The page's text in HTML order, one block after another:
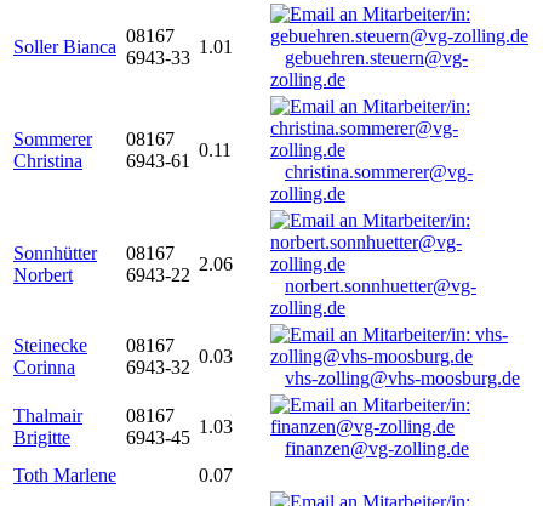
Soller Bianca
08167
6943-33
1.01
gebuehren.steuern@vg-
zolling.de
Sommerer
Christina
08167
6943-61
0.11
christina.sommerer@vg-
zolling.de
Sonnhütter
Norbert
08167
6943-22
2.06
norbert.sonnhuetter@vg-
zolling.de
Steinecke
Corinna
08167
6943-32
0.03
vhs-zolling@vhs-moosburg.de
Thalmair
Brigitte
08167
6943-45
1.03
finanzen@vg-zolling.de
Toth Marlene
0.07